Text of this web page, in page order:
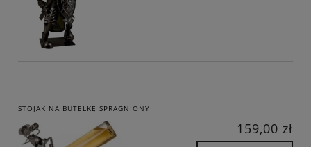
STOJAK NA BUTELKĘ SPRAGNIONY
159,00 zł